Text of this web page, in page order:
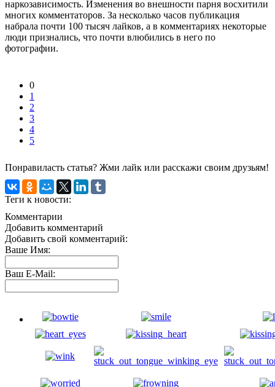
наркозависимость. Изменения во внешности парня восхитили
многих комментаторов. За несколько часов публикация
набрала почти 100 тысяч лайков, а в комментариях некоторые
люди признались, что почти влюбились в него по
фотографии.
0
1
2
3
4
5
Понравиласть статья? Жми лайк или расскажи своим друзьям!
Теги к новости:
Комментарии
Добавить комментарий
Добавить свой комментарий:
Ваше Имя:
Ваш E-Mail: